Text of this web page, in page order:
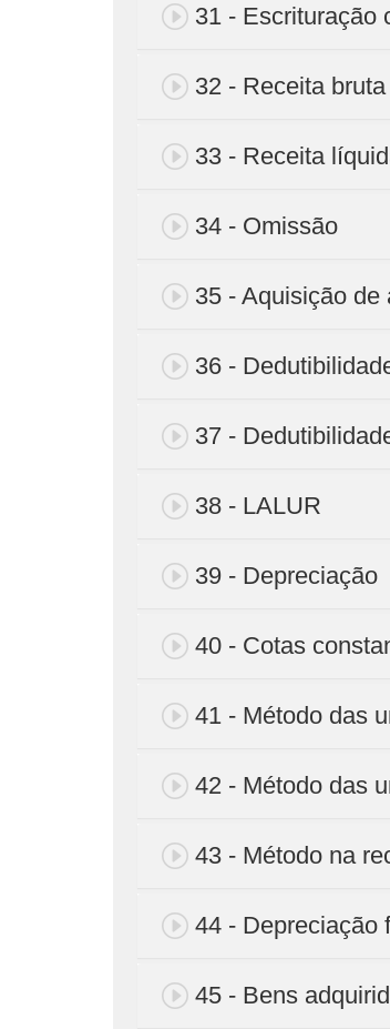
31 - Escrituração
32 - Receita bruta
33 - Receita
34 - Omissão
35 - Aquisição
36 -
37 -
38 - LALUR
39 - Depreciação
40 - Cotas
41 - Método das
42 - Método das
43 - Método na
44 - Depreciação
45 - Bens